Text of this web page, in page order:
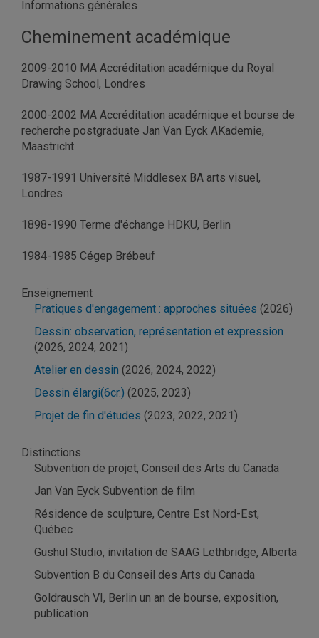
Informations générales
Cheminement académique
2009-2010 MA Accréditation académique du Royal
Drawing School, Londres
2000-2002 MA Accréditation académique et bourse de
recherche postgraduate Jan Van Eyck AKademie,
Maastricht
1987-1991 Université Middlesex BA arts visuel,
Londres
1898-1990 Terme d'échange HDKU, Berlin
1984-1985 Cégep Brébeuf
Enseignement
Pratiques d'engagement : approches situées (2026)
Dessin: observation, représentation et expression
(2026, 2024, 2021)
Atelier en dessin (2026, 2024, 2022)
Dessin élargi(6cr.) (2025, 2023)
Projet de fin d'études (2023, 2022, 2021)
Distinctions
Subvention de projet, Conseil des Arts du Canada
Jan Van Eyck Subvention de film
Résidence de sculpture, Centre Est Nord-Est,
Québec
Gushul Studio, invitation de SAAG Lethbridge, Alberta
Subvention B du Conseil des Arts du Canada
Goldrausch VI, Berlin un an de bourse, exposition,
publication